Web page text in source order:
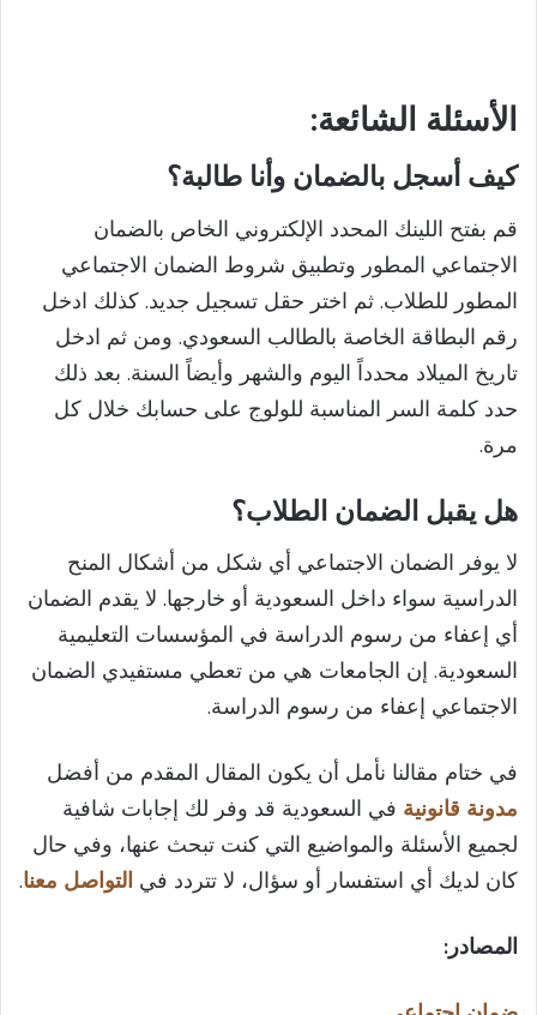
الأسئلة الشائعة:
كيف أسجل بالضمان وأنا طالبة؟
قم بفتح اللينك المحدد الإلكتروني الخاص بالضمان
الاجتماعي المطور وتطبيق شروط الضمان الاجتماعي
المطور للطلاب. ثم اختر حقل تسجيل جديد. كذلك ادخل
رقم البطاقة الخاصة بالطالب السعودي. ومن ثم ادخل
تاريخ الميلاد محدداً اليوم والشهر وأيضاً السنة. بعد ذلك
حدد كلمة السر المناسبة للولوج على حسابك خلال كل
مرة.
هل يقبل الضمان الطلاب؟
لا يوفر الضمان الاجتماعي أي شكل من أشكال المنح
الدراسية سواء داخل السعودية أو خارجها. لا يقدم الضمان
أي إعفاء من رسوم الدراسة في المؤسسات التعليمية
السعودية. إن الجامعات هي من تعطي مستفيدي الضمان
الاجتماعي إعفاء من رسوم الدراسة.
في ختام مقالنا نأمل أن يكون المقال المقدم من أفضل
مدونة قانونية في السعودية قد وفر لك إجابات شافية
لجميع الأسئلة والمواضيع التي كنت تبحث عنها، وفي حال
كان لديك أي استفسار أو سؤال، لا تتردد في التواصل معنا.
المصادر: